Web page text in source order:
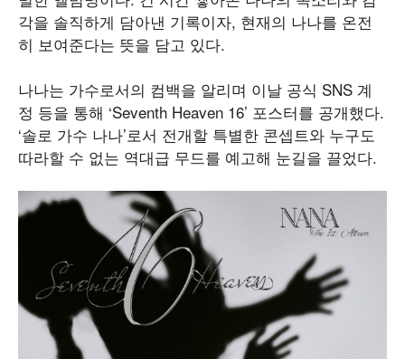
각을 솔직하게 담아낸 기록이자, 현재의 나나를 온전
히 보여준다는 뜻을 담고 있다.
나나는 가수로서의 컴백을 알리며 이날 공식 SNS 계
정 등을 통해 ‘Seventh Heaven 16’ 포스터를 공개했다.
‘솔로 가수 나나’로서 전개할 특별한 콘셉트와 누구도
따라할 수 없는 역대급 무드를 예고해 눈길을 끌었다.